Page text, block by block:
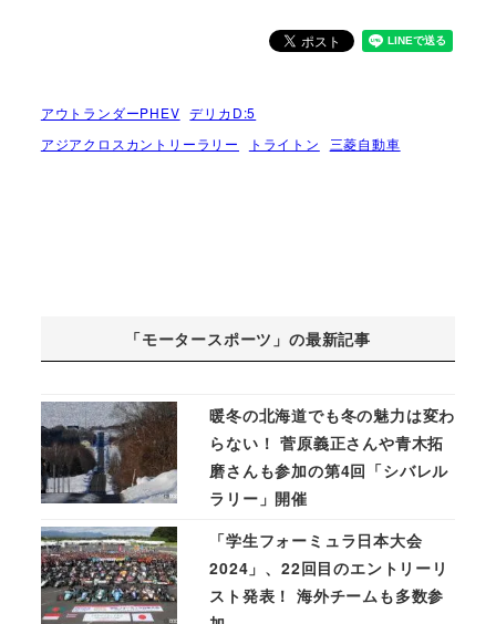
アウトランダーPHEV デリカD:5
アジアクロスカントリーラリー
トライトン 三菱自動車
「モータースポーツ」の最新記事
暖冬の北海道でも冬の魅力は変わ
らない！ 菅原義正さんや青木拓
磨さんも参加の第4回「シバレル
ラリー」開催
「学生フォーミュラ日本大会
2024」、22回目のエントリーリ
スト発表！ 海外チームも多数参